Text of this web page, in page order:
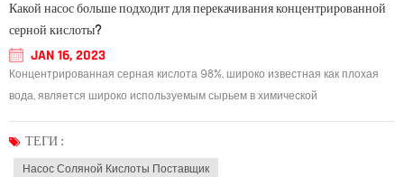
Какой насос больше подходит для перекачивания концентрированной
серной кислоты?
JAN 16, 2023
Концентрированная серная кислота 98%, широко известная как плохая
вода, является широко используемым сырьем в химической
насос использовать для перекачки концентрированной серной кислоты,
при выборе типа задавали многие, который посто...
ТЕГИ :
Насос Соляной Кислоты Поставщик